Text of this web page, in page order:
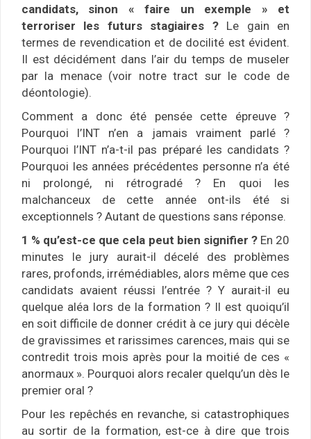
candidats, sinon « faire un exemple » et
terroriser les futurs stagiaires ?Le gain en
termes de revendication et de docilité est évident.
Il est décidément dans l’air du temps de museler
par la menace (voir notre tract sur le code de
déontologie).
Comment a donc été pensée cette épreuve ?
Pourquoi l’INT n’en a jamais vraiment parlé ?
Pourquoi l’INT n’a-t-il pas préparé les candidats ?
Pourquoi les années précédentes personne n’a été
ni prolongé, ni rétrogradé ? En quoi les
malchanceux de cette année ont-ils été si
exceptionnels ? Autant de questions sans réponse.
1 % qu’est-ce que cela peut bien signifier ?En 20
minutes le jury aurait-il décelé des problèmes
rares, profonds, irrémédiables, alors même que ces
candidats avaient réussi l’entrée ? Y aurait-il eu
quelque aléa lors de la formation ? Il est quoiqu’il
en soit difficile de donner crédit à ce jury qui décèle
de gravissimes et rarissimes carences, mais qui se
contredit trois mois après pour la moitié de ces «
anormaux ». Pourquoi alors recaler quelqu’un dès le
premier oral ?
Pour les repêchés en revanche, si catastrophiques
au sortir de la formation, est-ce à dire que trois